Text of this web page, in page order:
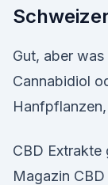
Gut, aber
Cannabidiol
CBD Extrakte
Magazin